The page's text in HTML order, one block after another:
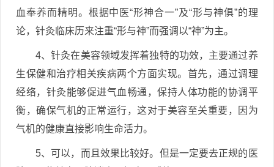
血奉养而精明。根据中医“形神合一”及“形与神俱”的理
论，针灸临床历来注重“形与神”而强调以“神”为主。
4、针灸在美容领域发挥着独特的功效，主要通过养
生保健和治疗相关疾病两个方面实现。首先，通过调理
经络，针灸能够促进气血畅通，保持人体功能的协调平
衡，确保气机的正常运行，这对于美容至关重要，因为
气机的健康直接影响生命活力。
5、可以，而且效果比较好。但是一定要去正规的医